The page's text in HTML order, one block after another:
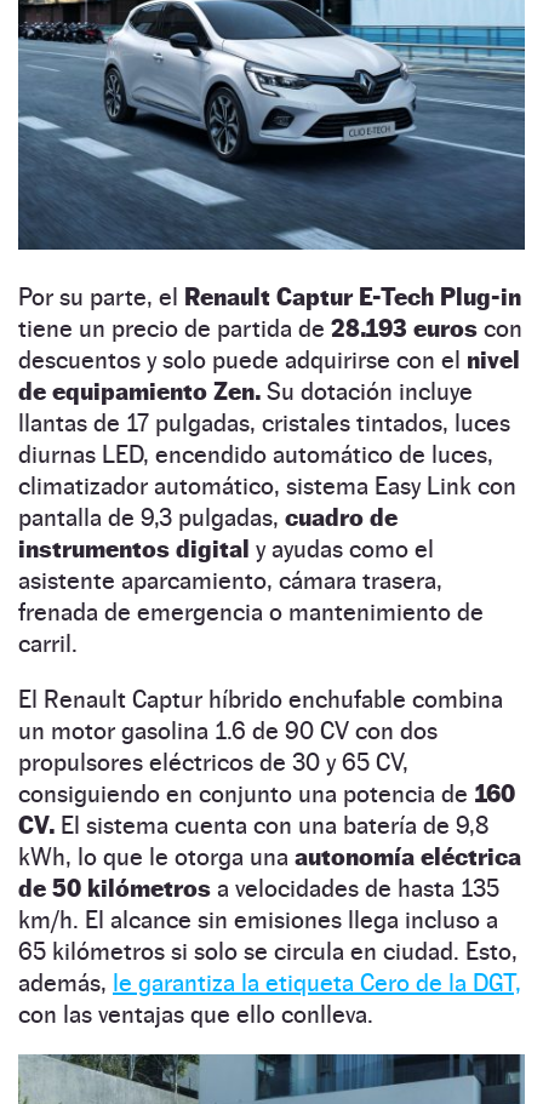
Por su parte, el Renault Captur E-Tech Plug-in
tiene un precio de partida de 28.193 euros con
descuentos y solo puede adquirirse con el nivel
de equipamiento Zen. Su dotación incluye
llantas de 17 pulgadas, cristales tintados, luces
diurnas LED, encendido automático de luces,
climatizador automático, sistema Easy Link con
pantalla de 9,3 pulgadas, cuadro de
instrumentos digital y ayudas como el
asistente aparcamiento, cámara trasera,
frenada de emergencia o mantenimiento de
carril.
El Renault Captur híbrido enchufable combina
un motor gasolina 1.6 de 90 CV con dos
propulsores eléctricos de 30 y 65 CV,
consiguiendo en conjunto una potencia de 160
CV. El sistema cuenta con una batería de 9,8
kWh, lo que le otorga una autonomía eléctrica
de 50 kilómetros a velocidades de hasta 135
km/h. El alcance sin emisiones llega incluso a
65 kilómetros si solo se circula en ciudad. Esto,
además, le garantiza la etiqueta Cero de la DGT,
con las ventajas que ello conlleva.